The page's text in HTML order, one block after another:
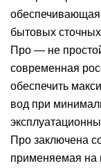
обеспечивающая
бытовых
Про — не
современная
обеспечить
вод при
Про заключена
применяемая на